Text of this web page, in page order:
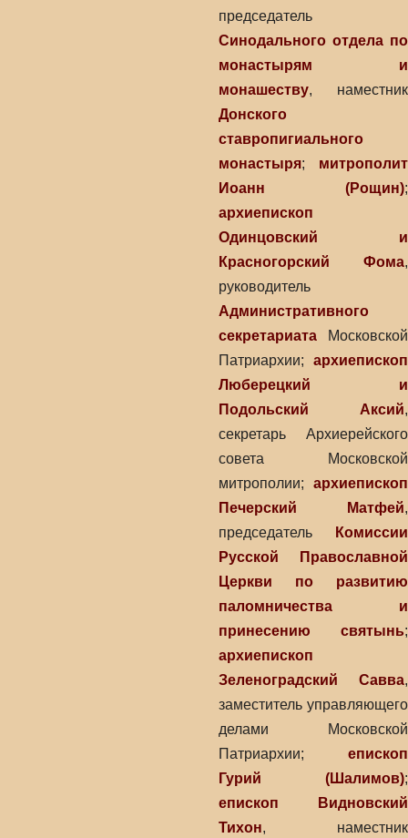
председатель
Синодального отдела по
монастырям и
монашеству, наместник
Донского
ставропигиального
монастыря; митрополит
Иоанн (Рощин);
архиепископ
Одинцовский и
Красногорский Фома,
руководитель
Административного
секретариата Московской
Патриархии; архиепископ
Люберецкий и
Подольский Аксий,
секретарь Архиерейского
совета Московской
митрополии; архиепископ
Печерский Матфей,
председатель
Комиссии
Русской Православной
Церкви по развитию
паломничества и
принесению святынь;
архиепископ
Зеленоградский Савва,
заместитель управляющего
делами Московской
Патриархии; епископ
Гурий (Шалимов);
епископ Видновский
Тихон, наместник